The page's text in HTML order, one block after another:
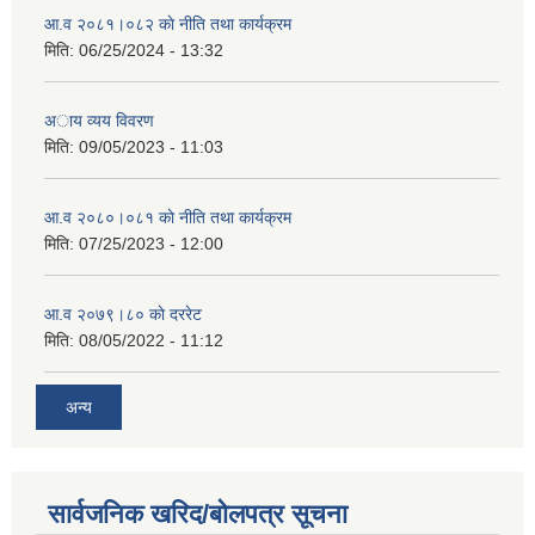
आ.व २०८१।०८२ काे नीति तथा कार्यक्रम
मिति: 06/25/2024 - 13:32
अाय व्यय विवरण
मिति: 09/05/2023 - 11:03
आ.व २०८०।०८१ काे नीति तथा कार्यक्रम
मिति: 07/25/2023 - 12:00
आ.व २०७९।८० काे दररेट
मिति: 08/05/2022 - 11:12
अन्य
सार्वजनिक खरिद/बोलपत्र सूचना